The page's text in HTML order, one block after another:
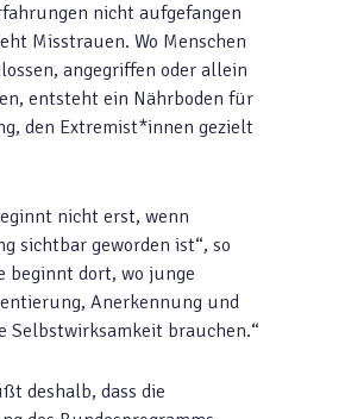
nicht aufgefangen
Misstrauen. Wo Menschen
angegriffen oder allein
entsteht ein Nährboden für
den Extremist*innen gezielt
nicht erst, wenn
sichtbar geworden ist“, so
beginnt dort, wo junge
Anerkennung und
Selbstwirksamkeit brauchen.“
deshalb, dass die